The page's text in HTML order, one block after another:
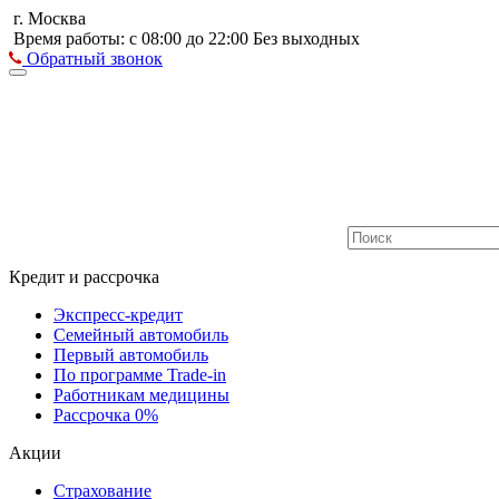
г. Москва
Время работы: с 08:00 до 22:00 Без выходных
Обратный звонок
Кредит и рассрочка
Экспресс-кредит
Семейный автомобиль
Первый автомобиль
По программе Trade-in
Работникам медицины
Рассрочка 0%
Акции
Страхование